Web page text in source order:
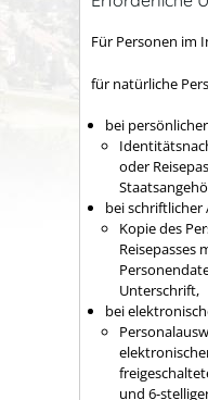
Für Personen im
für natürliche
bei
oder
bei schriftlicher
Kopie des
Reisepasses
Unterschrift,
bei
und 6-